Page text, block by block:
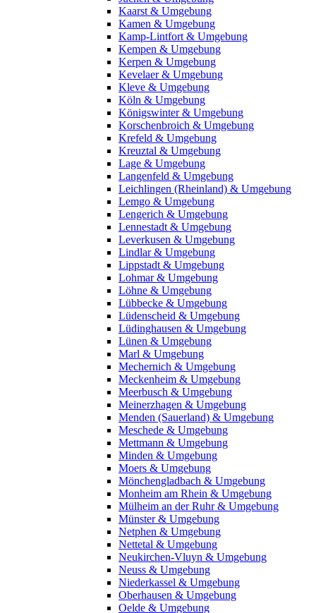
Kaarst & Umgebung
Kamen & Umgebung
Kamp-Lintfort & Umgebung
Kempen & Umgebung
Kerpen & Umgebung
Kevelaer & Umgebung
Kleve & Umgebung
Köln & Umgebung
Königswinter & Umgebung
Korschenbroich & Umgebung
Krefeld & Umgebung
Kreuztal & Umgebung
Lage & Umgebung
Langenfeld & Umgebung
Leichlingen (Rheinland) & Umgebung
Lemgo & Umgebung
Lengerich & Umgebung
Lennestadt & Umgebung
Leverkusen & Umgebung
Lindlar & Umgebung
Lippstadt & Umgebung
Lohmar & Umgebung
Löhne & Umgebung
Lübbecke & Umgebung
Lüdenscheid & Umgebung
Lüdinghausen & Umgebung
Lünen & Umgebung
Marl & Umgebung
Mechernich & Umgebung
Meckenheim & Umgebung
Meerbusch & Umgebung
Meinerzhagen & Umgebung
Menden (Sauerland) & Umgebung
Meschede & Umgebung
Mettmann & Umgebung
Minden & Umgebung
Moers & Umgebung
Mönchengladbach & Umgebung
Monheim am Rhein & Umgebung
Mülheim an der Ruhr & Umgebung
Münster & Umgebung
Netphen & Umgebung
Nettetal & Umgebung
Neukirchen-Vluyn & Umgebung
Neuss & Umgebung
Niederkassel & Umgebung
Oberhausen & Umgebung
Oelde & Umgebung